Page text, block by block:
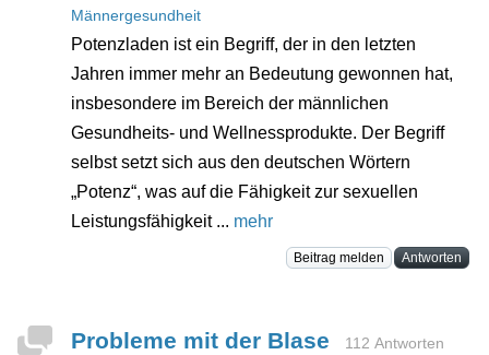
Männergesundheit
Potenzladen ist ein Begriff, der in den letzten
Jahren immer mehr an Bedeutung gewonnen hat,
insbesondere im Bereich der männlichen
Gesundheits- und Wellnessprodukte. Der Begriff
selbst setzt sich aus den deutschen Wörtern
„Potenz“, was auf die Fähigkeit zur sexuellen
Leistungsfähigkeit ... mehr
Beitrag melden Antworten
Probleme mit der Blase
112 Antworten